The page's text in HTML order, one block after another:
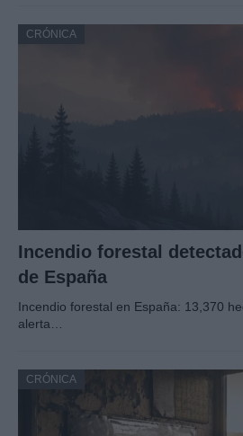
CRÓNICA
Incendio forestal
de España
Incendio forestal en España: 13,370
alerta…
CRÓNICA